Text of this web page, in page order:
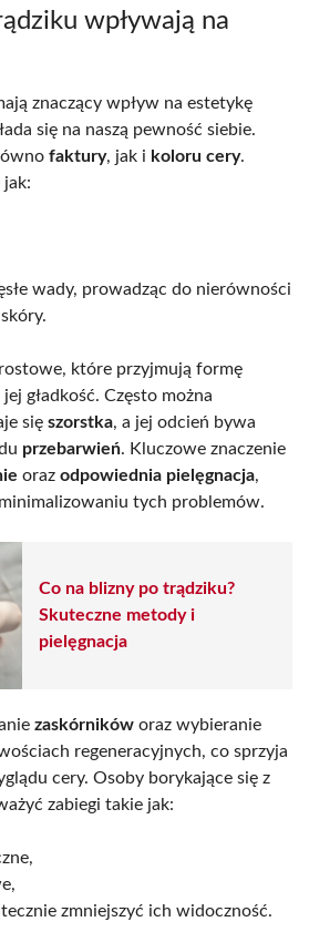
wpływają na
znaczący wpływ na estetykę
się na naszą pewność siebie.
faktury, jak i koloru cery.
jak:
wady, prowadząc do nierówności
które przyjmują formę
gładkość. Często można
się szorstka, a jej odcień bywa
przebarwień. Kluczowe znaczenie
oraz odpowiednia pielęgnacja,
tych problemów.
Co na blizny po trądziku?
Skuteczne metody i
pielęgnacja
zaskórników oraz wybieranie
regeneracyjnych, co sprzyja
cery. Osoby borykające się z
zabiegi takie jak:
zmniejszyć ich widoczność.